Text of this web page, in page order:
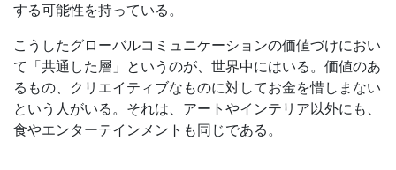
する可能性を持っている。
こうしたグローバルコミュニケーションの価値づけにおい
て「共通した層」というのが、世界中にはいる。価値のあ
るもの、クリエイティブなものに対してお金を惜しまない
という人がいる。それは、アートやインテリア以外にも、
食やエンターテインメントも同じである。